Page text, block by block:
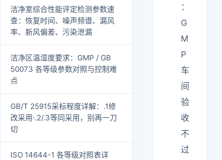
洁净室综合性能评定检测参数速
查：恢复时间、噪声频谱、漏风
率、新风偏差、污染泄漏
洁净区温湿度要求：GMP / GB
50073 各等级参数对照与控制难
点
GB/T 25915采标程度详解：.1修
改采用·.2/.3等同采用，别再一刀
切
ISO 14644-1 各等级对照表详
：
G
M
P
车
间
验
收
不
过